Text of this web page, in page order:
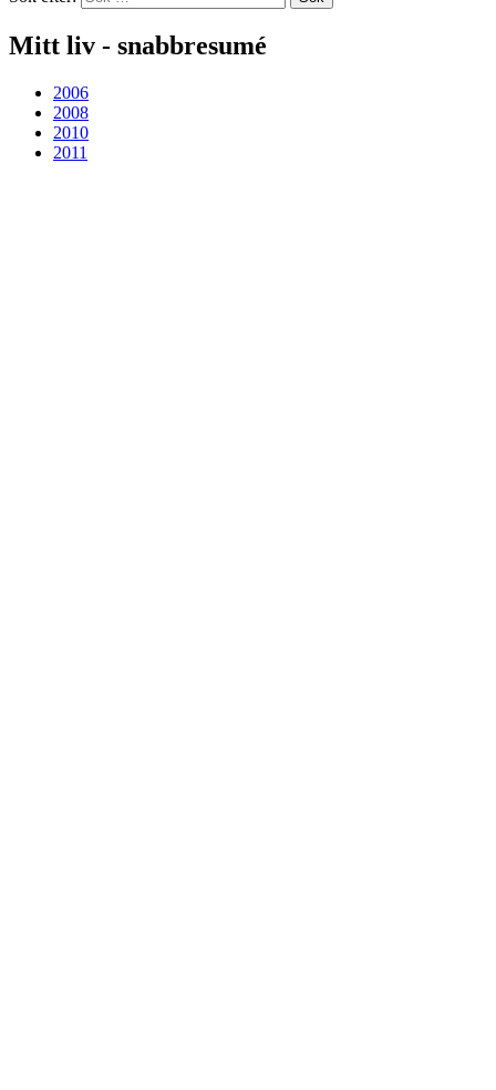
Mitt liv - snabbresumé
2006
2008
2010
2011